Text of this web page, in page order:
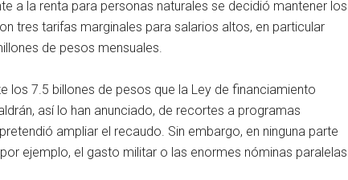
a la renta para personas naturales se decidió mantener los
tres tarifas marginales para salarios altos, en particular
de pesos mensuales.
los 7.5 billones de pesos que la Ley de financiamiento
así lo han anunciado, de recortes a programas
ampliar el recaudo. Sin embargo, en ninguna parte
ejemplo, el gasto militar o las enormes nóminas paralelas